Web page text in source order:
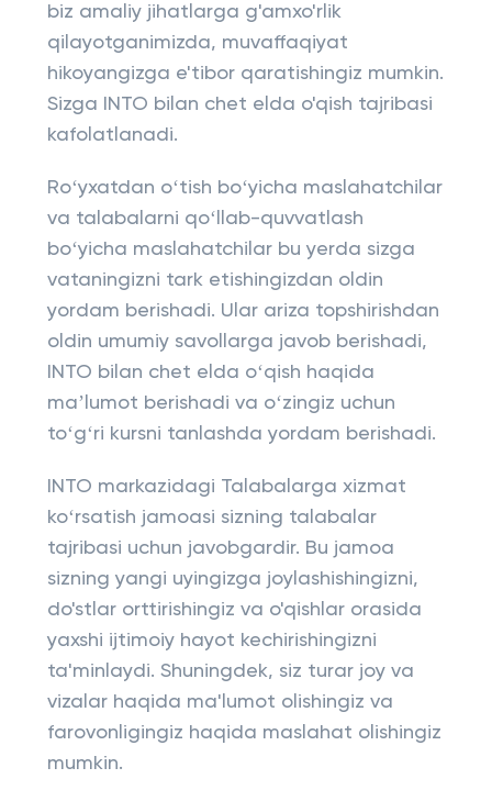
biz amaliy jihatlarga g'amxo'rlik
qilayotganimizda, muvaffaqiyat
hikoyangizga e'tibor qaratishingiz mumkin.
Sizga INTO bilan chet elda o'qish tajribasi
kafolatlanadi.
Roʻyxatdan oʻtish boʻyicha maslahatchilar
va talabalarni qoʻllab-quvvatlash
boʻyicha maslahatchilar bu yerda sizga
vataningizni tark etishingizdan oldin
yordam berishadi. Ular ariza topshirishdan
oldin umumiy savollarga javob berishadi,
INTO bilan chet elda oʻqish haqida
maʼlumot berishadi va oʻzingiz uchun
toʻgʻri kursni tanlashda yordam berishadi.
INTO markazidagi Talabalarga xizmat
koʻrsatish jamoasi sizning talabalar
tajribasi uchun javobgardir. Bu jamoa
sizning yangi uyingizga joylashishingizni,
do'stlar orttirishingiz va o'qishlar orasida
yaxshi ijtimoiy hayot kechirishingizni
ta'minlaydi. Shuningdek, siz turar joy va
vizalar haqida ma'lumot olishingiz va
farovonligingiz haqida maslahat olishingiz
mumkin.